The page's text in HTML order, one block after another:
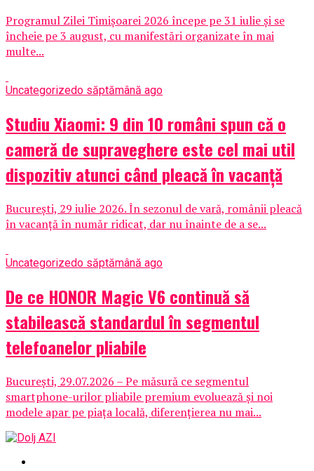
Programul Zilei Timișoarei 2026 începe pe 31 iulie și se
încheie pe 3 august, cu manifestări organizate în mai
multe...
Uncategorizedo săptămână ago
Studiu Xiaomi: 9 din 10 români spun că o
cameră de supraveghere este cel mai util
dispozitiv atunci când pleacă în vacanță
București, 29 iulie 2026. În sezonul de vară, românii pleacă
în vacanță în număr ridicat, dar nu înainte de a se...
Uncategorizedo săptămână ago
De ce HONOR Magic V6 continuă să
stabilească standardul în segmentul
telefoanelor pliabile
București, 29.07.2026 – Pe măsură ce segmentul
smartphone-urilor pliabile premium evoluează și noi
modele apar pe piața locală, diferențierea nu mai...